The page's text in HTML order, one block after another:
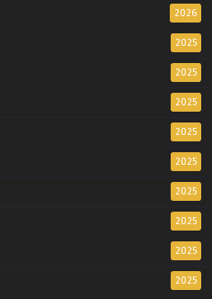
2026
2025
2025
2025
2025
2025
2025
2025
2025
2025